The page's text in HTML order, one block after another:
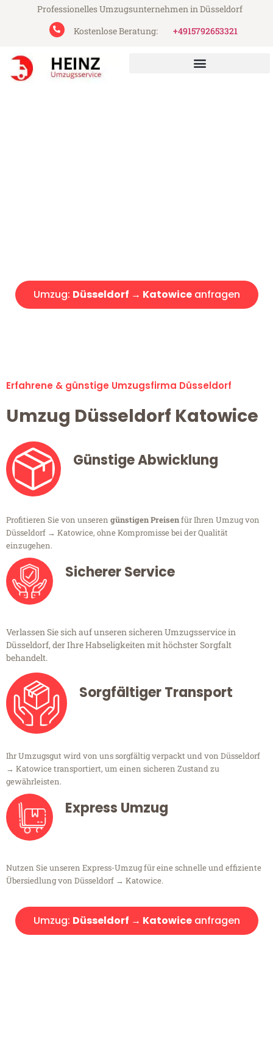
Professionelles Umzugsunternehmen in Düsseldorf
Kostenlose Beratung:
+4915792653321
Umzug: Düsseldorf → Katowiceanfragen
Erfahrene & günstige Umzugsfirma Düsseldorf
Umzug Düsseldorf Katowice
Günstige Abwicklung
Profitieren Sie von unseren günstigen Preisenfür Ihren Umzug von
Düsseldorf → Katowice, ohne Kompromisse bei der Qualität
einzugehen.
Sicherer Service
Verlassen Sie sich auf unseren sicheren Umzugsservice in
Düsseldorf, der Ihre Habseligkeiten mit höchster Sorgfalt
behandelt.
Sorgfältiger Transport
Ihr Umzugsgut wird von uns sorgfältig verpackt und von Düsseldorf
→ Katowice transportiert, um einen sicheren Zustand zu
gewährleisten.
Express Umzug
Nutzen Sie unseren Express-Umzug für eine schnelle und effiziente
Übersiedlung von Düsseldorf → Katowice.
Umzug: Düsseldorf → Katowiceanfragen